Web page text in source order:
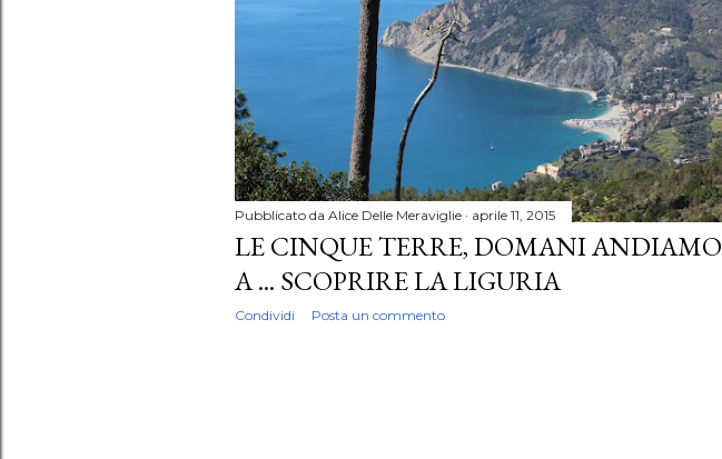
s
Pubblicato da Alice Delle Meraviglie aprile 11, 2015
LE CINQUE TERRE, DOMANI ANDIAMO
A ... SCOPRIRE LA LIGURIA
Condividi Posta un commento